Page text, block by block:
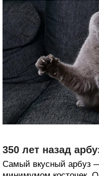
350 лет назад
Самый вкусный арбуз